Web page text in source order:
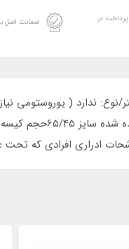
در
ضمانت اصل
ادراری افرادی که